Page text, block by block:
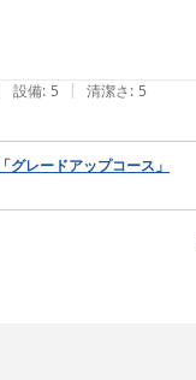
設備: 5 | 清潔さ: 5
グレードアップコース」